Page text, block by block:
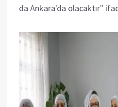
da Ankara'da olacaktır"